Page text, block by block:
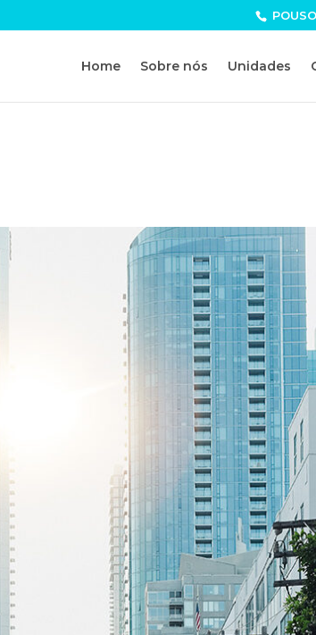
Home Sobre nós Unidades